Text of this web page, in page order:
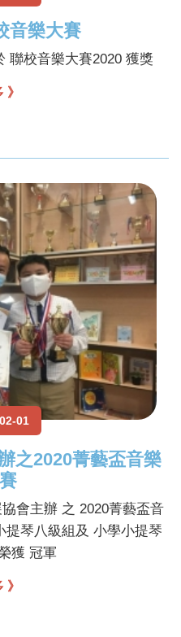
音樂大賽
聯校音樂大賽2020 獲獎
》
01
之2020菁藝盃音樂
會主辦 之 2020菁藝盃音
琴八級組及 小學小提琴
獲 冠軍
》